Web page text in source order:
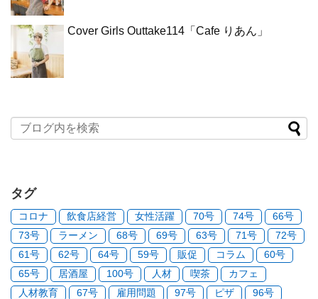
Cover Girls Outtake114「Cafe りあん」
タグ
コロナ 飲食店経営 女性活躍 70号 74号
66号
73号
ラーメン 68号 69号 63号 71号
72号
61号
62号 64号 59号 販促 コラム
60号
65号
居酒屋 100号 人材 喫茶
カフェ
人材教育
67号 雇用問題 97号 ピザ
96号